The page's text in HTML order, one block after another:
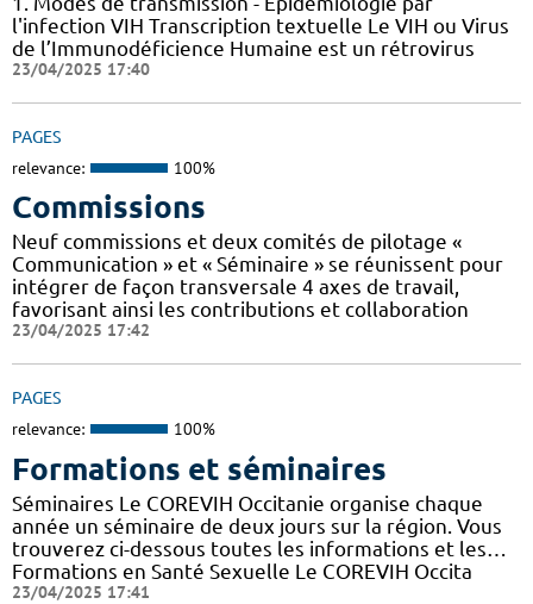
l'infection VIH Transcription textuelle Le VIH ou Virus
de l’Immunodéficience Humaine est un rétrovirus
23/04/2025 17:40
PAGES
relevance: 100%
Commissions
Neuf commissions et deux comités de pilotage «
Communication » et « Séminaire » se réunissent pour
intégrer de façon transversale 4 axes de travail,
favorisant ainsi les contributions et collaboration
23/04/2025 17:42
PAGES
relevance: 100%
Formations et séminaires
Séminaires Le COREVIH Occitanie organise chaque
année un séminaire de deux jours sur la région. Vous
trouverez ci-dessous toutes les informations et les…
Formations en Santé Sexuelle Le COREVIH Occita
23/04/2025 17:41